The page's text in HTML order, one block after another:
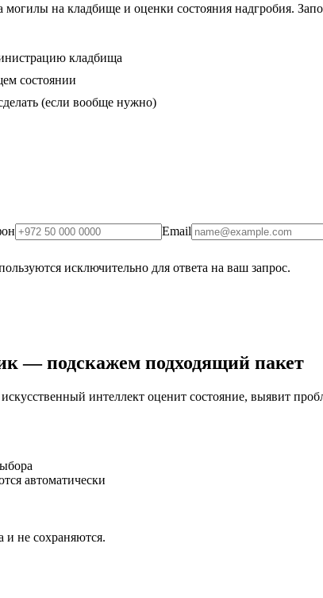
на кладбище и оценки состояния надгробия.
кладбища
состоянии
(если вообще нужно)
Email
исключительно для ответа на ваш запрос.
— подскажем подходящий пакет
интеллект оценит состояние, выявит
автоматически
и не сохраняются.